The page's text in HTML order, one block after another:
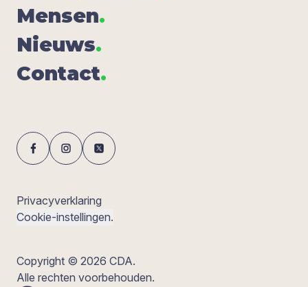
Men­sen.
Nieuws.
Con­tact.
Privacyverklaring
Cookie-instellingen.
Copyright © 2026 CDA.
Alle rechten voorbehouden.